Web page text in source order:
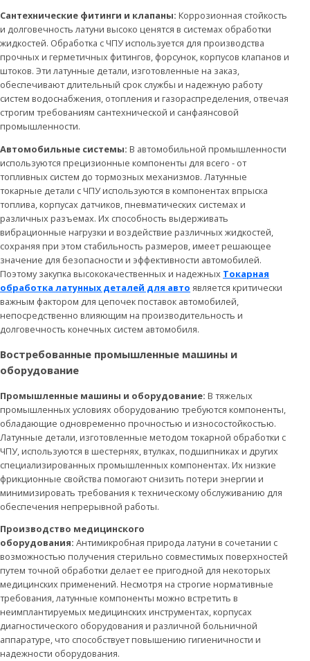
Сантехнические фитинги и клапаны: Коррозионная стойкость
и долговечность латуни высоко ценятся в системах обработки
жидкостей. Обработка с ЧПУ используется для производства
прочных и герметичных фитингов, форсунок, корпусов клапанов и
штоков. Эти латунные детали, изготовленные на заказ,
обеспечивают длительный срок службы и надежную работу
систем водоснабжения, отопления и газораспределения, отвечая
строгим требованиям сантехнической и санфаянсовой
промышленности.
Автомобильные системы: В автомобильной промышленности
используются прецизионные компоненты для всего - от
топливных систем до тормозных механизмов. Латунные
токарные детали с ЧПУ используются в компонентах впрыска
топлива, корпусах датчиков, пневматических системах и
различных разъемах. Их способность выдерживать
вибрационные нагрузки и воздействие различных жидкостей,
сохраняя при этом стабильность размеров, имеет решающее
значение для безопасности и эффективности автомобилей.
Поэтому закупка высококачественных и надежных Токарная
обработка латунных деталей для авто является критически
важным фактором для цепочек поставок автомобилей,
непосредственно влияющим на производительность и
долговечность конечных систем автомобиля.
Востребованные промышленные машины и
оборудование
Промышленные машины и оборудование: В тяжелых
промышленных условиях оборудованию требуются компоненты,
обладающие одновременно прочностью и износостойкостью.
Латунные детали, изготовленные методом токарной обработки с
ЧПУ, используются в шестернях, втулках, подшипниках и других
специализированных промышленных компонентах. Их низкие
фрикционные свойства помогают снизить потери энергии и
минимизировать требования к техническому обслуживанию для
обеспечения непрерывной работы.
Производство медицинского
оборудования: Антимикробная природа латуни в сочетании с
возможностью получения стерильно совместимых поверхностей
путем точной обработки делает ее пригодной для некоторых
медицинских применений. Несмотря на строгие нормативные
требования, латунные компоненты можно встретить в
неимплантируемых медицинских инструментах, корпусах
диагностического оборудования и различной больничной
аппаратуре, что способствует повышению гигиеничности и
надежности оборудования.